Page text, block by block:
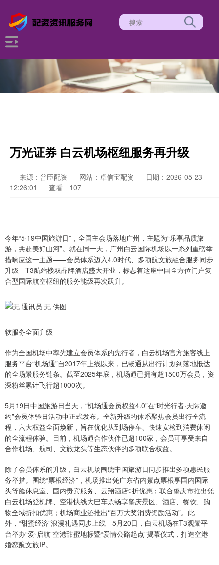
万光证券 白云机场枢纽服务再升级
来源：普臣配资 网站：卓信宝配资
日期：2026-05-23
12:26:01
查看：107
今年“5·19中国旅游日”，全国主会场落地广州，主题为“乐享品质旅
游，共赴美好山河”。就在同一天，广州白云国际机场以一系列重磅举
措响应这一主题——会员体系迈入4.0时代、多项航文旅融合服务同步
升级，T3航站楼双品牌酒店盛大开业，标志着这座中国全方位门户复
合型国际航空枢纽的服务能级再次跃升。
软服务全面升级
作为全国机场中率先建立会员体系的先行者，白云机场官方旅客线上
服务平台“机场通”自2017年上线以来，已畅通从出行计划到落地抵达
的全场景服务链条。截至2025年底，机场通已拥有超1500万会员，资
深粉丝累计飞行超1000次。
5月19日中国旅游日当天，“机场通会员权益4.0”在“时光行者·天际邀
约”会员体验日活动中正式发布。全新升级的体系聚焦会员出行全流
程，六大权益全面焕新，旨在优化从到场停车、快速安检到消费休闲
的全流程体验。目前，机场通合作伙伴已超100家，会员可享受来自
合作机场、航司、文旅龙头等生态伙伴的多项联合权益。
除了会员体系的升级，白云机场围绕中国旅游日同步推出多项惠民服
务举措。围绕“票根经济”，机场推出凭广东省内景点票根享国内国际
头等舱休息室、国内贵宾服务、云翔酒店9折优惠；联合肇庆市推出凭
白云机场登机牌、空港快线大巴车票畅享肇庆景区、酒店、餐饮、购
物全域折扣优惠；机场商业还推出“百万大奖消费奖励活动”。此
外，“甜蜜经济”浪漫礼遇同步上线，5月20日，白云机场在T3观景平
台举办“爱·启航”空港甜蜜地标暨“爱情公路起点”揭幕仪式，打造空港
婚恋航文旅IP。